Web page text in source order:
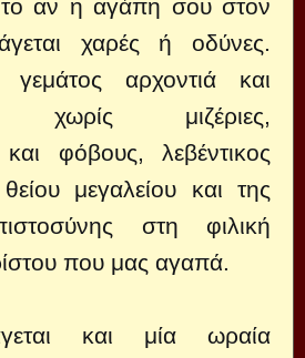
το αν η αγάπη σου στον
χαρές ή οδύνες.
γεμάτος αρχοντιά και
χωρίς μιζέριες,
φόβους, λεβέντικος
μεγαλείου και της
στη φιλική
που μας αγαπά.
και μία ωραία